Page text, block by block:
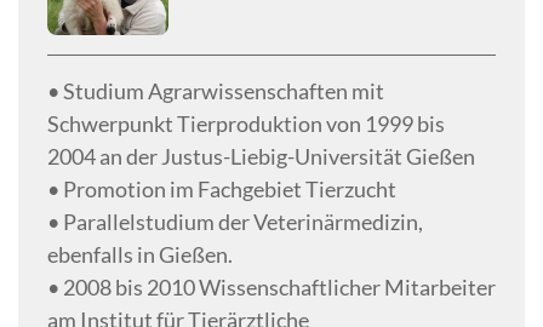
• Studium Agrarwissenschaften mit
Schwerpunkt Tierproduktion von 1999 bis
2004 an der Justus-Liebig-Universität Gießen
• Promotion im Fachgebiet Tierzucht
• Parallelstudium der Veterinärmedizin,
ebenfalls in Gießen.
• 2008 bis 2010 Wissenschaftlicher Mitarbeiter
am Institut für Tierärztliche